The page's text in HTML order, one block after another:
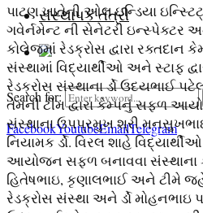
સંસ્થાપક તંત્રી
Search for:
FacebookYoutubeEmailTelegram
પાટણ ખાતેની ઓલ ઇન્ડિયા
ગવેર્નમેન્ટ ની સેનેટરી ઇન્સ્પેક્ટર
કોલેજમાં રેડક્રોસ દ્વારા રક્તદાન
સંસ્થામાં વિદ્યાર્થીઓ અને સ્ટાફ
રેડક્રોસ સંસ્થાના ર્ડો ઉદયભાઈ
તેમની ટીમ દ્વારા કેમ્પનું સફળ
સંસ્થાના ઉપપ્રમુખ શ્રી
નિયામક ર્ડો. વિરલ શાહે
આયોજન સફળ બનાવવા સંસ્થાના
હિતેષભાઇ, કૃણાલભાઈ અને ટીમે
રેડક્રોસ સંસ્થા અને ર્ડો મોહનભાઇ